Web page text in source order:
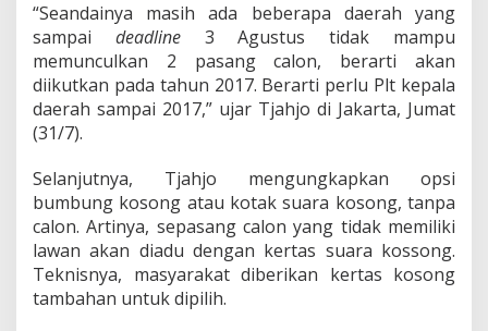
a
t
u
a
“Seandainya masih ada beberapa daerah yang
sampai deadline3 Agustus tidak mampu
memunculkan 2 pasang calon, berarti akan
diikutkan pada tahun 2017. Berarti perlu Plt kepala
daerah sampai 2017,” ujar Tjahjo di Jakarta, Jumat
(31/7).
Selanjutnya, Tjahjo mengungkapkan opsi
bumbung kosong atau kotak suara kosong, tanpa
calon. Artinya, sepasang calon yang tidak memiliki
lawan akan diadu dengan kertas suara kossong.
Teknisnya, masyarakat diberikan kertas kosong
tambahan untuk dipilih.